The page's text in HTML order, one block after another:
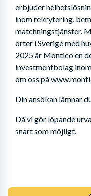
erbjuder
inom rekrytering,
matchningstjänster.
orter i Sverige med
2025 är Montico en
investmentbolag
om oss på
Din ansökan lämnar
Då vi gör löpande
snart som möjligt.